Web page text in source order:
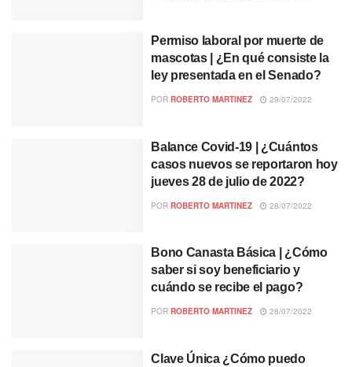
Permiso laboral por muerte de
mascotas | ¿En qué consiste la
ley presentada en el Senado?
PORROBERTO MARTINEZ 29/07/2022
Balance Covid-19 | ¿Cuántos
casos nuevos se reportaron hoy
jueves 28 de julio de 2022?
PORROBERTO MARTINEZ 28/07/2022
Bono Canasta Básica | ¿Cómo
saber si soy beneficiario y
cuándo se recibe el pago?
PORROBERTO MARTINEZ 28/07/2022
Clave Única ¿Cómo puedo